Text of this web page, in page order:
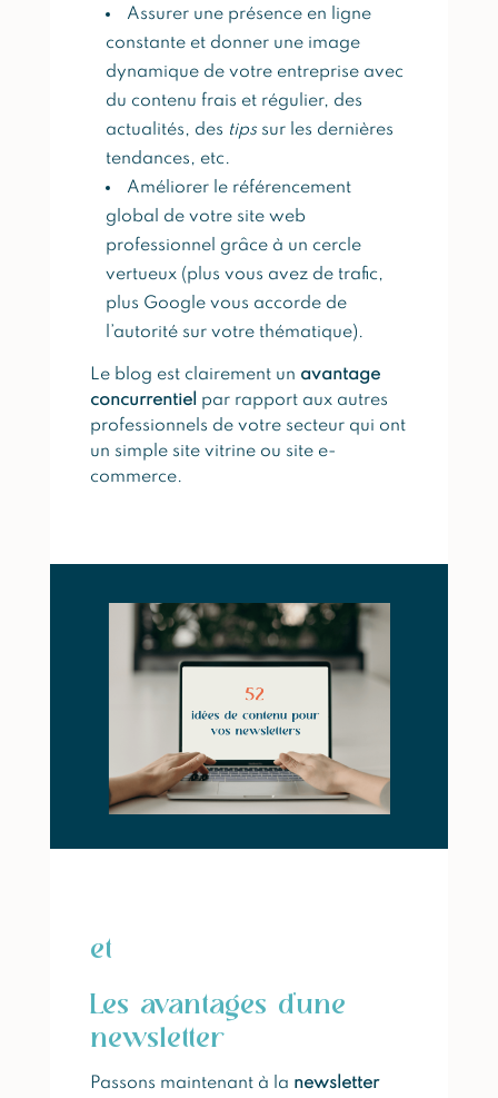
Assurer une présence en ligne
constante et donner une image
dynamique de votre entreprise avec
du contenu frais et régulier, des
actualités, des tipssur les dernières
tendances, etc.
Améliorer le référencement
global de votre site web
professionnel grâce à un cercle
vertueux (plus vous avez de trafic,
plus Google vous accorde de
l’autorité sur votre thématique).
Le blog est clairement un avantage
concurrentiel par rapport aux autres
professionnels de votre secteur qui ont
un simple site vitrine ou site e-
commerce.
et
Les avantages d’une
newsletter
Passons maintenant à la newsletter